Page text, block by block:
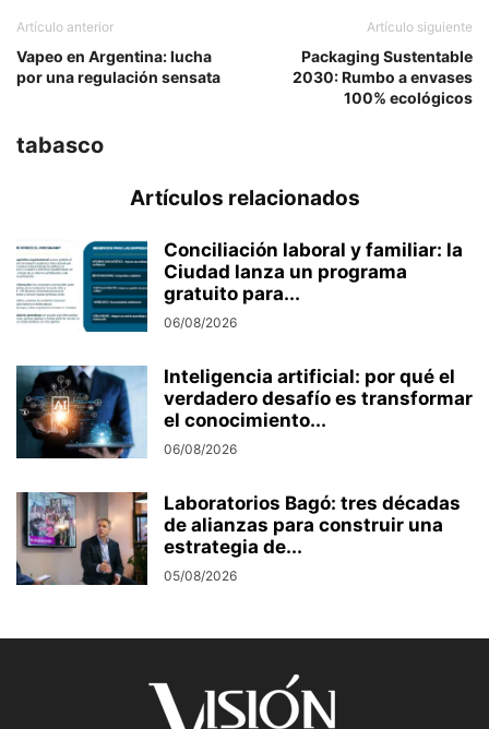
Artículo anterior
Vapeo en Argentina: lucha
por una regulación sensata
Artículo siguiente
Packaging Sustentable
2030: Rumbo a envases
100% ecológicos
tabasco
Artículos relacionados
Conciliación laboral y familiar: la
Ciudad lanza un programa
gratuito para...
06/08/2026
Inteligencia artificial: por qué el
verdadero desafío es transformar
el conocimiento...
06/08/2026
Laboratorios Bagó: tres décadas
de alianzas para construir una
estrategia de...
05/08/2026